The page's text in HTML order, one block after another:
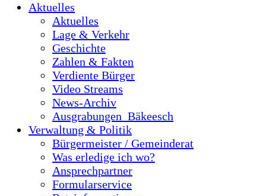
Aktuelles
Aktuelles
Lage & Verkehr
Geschichte
Zahlen & Fakten
Verdiente Bürger
Video Streams
News-Archiv
Ausgrabungen_Bäkeesch
Verwaltung & Politik
Bürgermeister / Gemeinderat
Was erledige ich wo?
Ansprechpartner
Formularservice